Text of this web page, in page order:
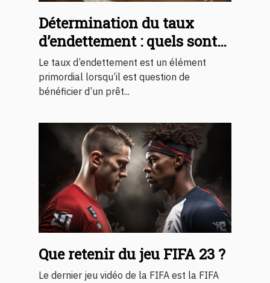
Détermination du taux
d’endettement : quels sont
les éléments que vous
devez nécessairement
maîtriser ?
Le taux d’endettement est un élément
primordial lorsqu’il est question de
bénéficier d’un prêt...
Que retenir du jeu FIFA 23 ?
Le dernier jeu vidéo de la FIFA est la FIFA